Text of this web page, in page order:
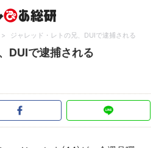
> ジャレッド・レトの兄、DUIで逮捕される
DUIで逮捕される